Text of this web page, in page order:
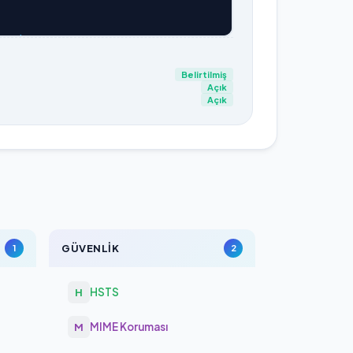
) kuralı önizlemede gizlendi.Belirtilmiş
Açık
Açık
1 GÜVENLIK 2
H HSTS
M MIME Koruması